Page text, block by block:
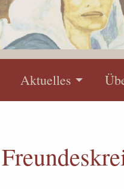
Aktuelles